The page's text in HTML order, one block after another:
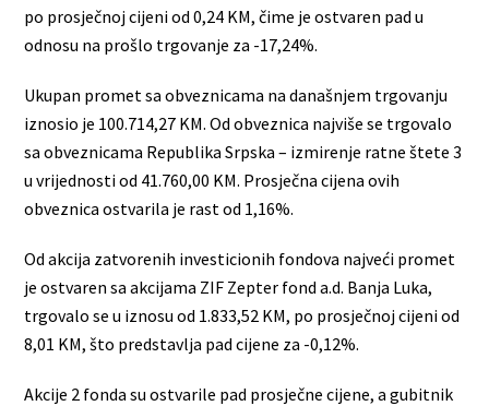
po prosječnoj cijeni od 0,24 KM, čime je ostvaren pad u
odnosu na prošlo trgovanje za -17,24%.
Ukupan promet sa obveznicama na današnjem trgovanju
iznosio je 100.714,27 KM. Od obveznica najviše se trgovalo
sa obveznicama Republika Srpska – izmirenje ratne štete 3
u vrijednosti od 41.760,00 KM. Prosječna cijena ovih
obveznica ostvarila je rast od 1,16%.
Od akcija zatvorenih investicionih fondova najveći promet
je ostvaren sa akcijama ZIF Zepter fond a.d. Banja Luka,
trgovalo se u iznosu od 1.833,52 KM, po prosječnoj cijeni od
8,01 KM, što predstavlja pad cijene za -0,12%.
Akcije 2 fonda su ostvarile pad prosječne cijene, a gubitnik